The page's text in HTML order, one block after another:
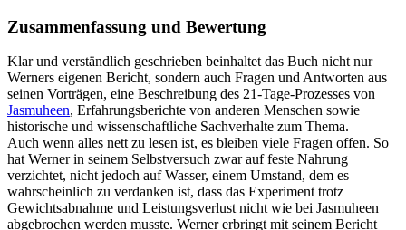
Zusammenfassung und Bewertung
Klar und verständlich geschrieben beinhaltet das Buch nicht nur
Werners eigenen Bericht, sondern auch Fragen und Antworten aus
seinen Vorträgen, eine Beschreibung des 21-Tage-Prozesses von
Jasmuheen, Erfahrungsberichte von anderen Menschen sowie
historische und wissenschaftliche Sachverhalte zum Thema.
Auch wenn alles nett zu lesen ist, es bleiben viele Fragen offen. So
hat Werner in seinem Selbstversuch zwar auf feste Nahrung
verzichtet, nicht jedoch auf Wasser, einem Umstand, dem es
wahrscheinlich zu verdanken ist, dass das Experiment trotz
Gewichtsabnahme und Leistungsverlust nicht wie bei Jasmuheen
abgebrochen werden musste. Werner erbringt mit seinem Bericht